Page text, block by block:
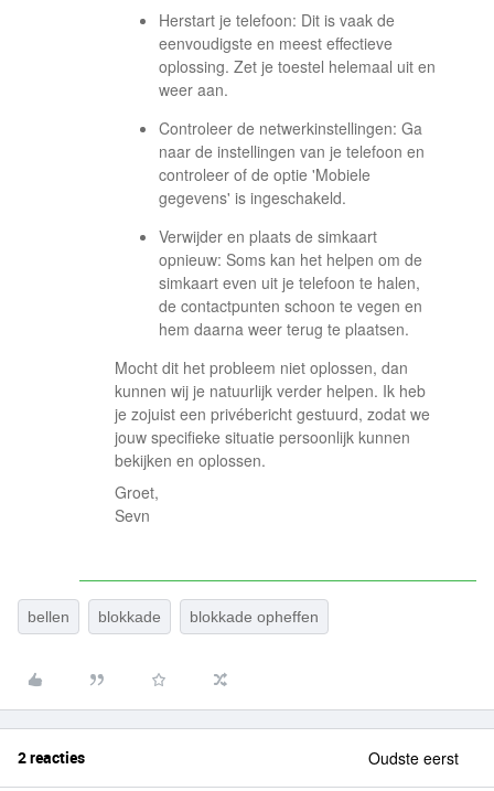
Herstart je telefoon: Dit is vaak de
eenvoudigste en meest effectieve
oplossing. Zet je toestel helemaal uit en
weer aan.
Controleer de netwerkinstellingen: Ga
naar de instellingen van je telefoon en
controleer of de optie 'Mobiele
gegevens' is ingeschakeld.
Verwijder en plaats de simkaart
opnieuw: Soms kan het helpen om de
simkaart even uit je telefoon te halen,
de contactpunten schoon te vegen en
hem daarna weer terug te plaatsen.
Mocht dit het probleem niet oplossen, dan
kunnen wij je natuurlijk verder helpen. Ik heb
je zojuist een privébericht gestuurd, zodat we
jouw specifieke situatie persoonlijk kunnen
bekijken en oplossen.
Groet,
Sevn
bellen blokkade blokkade opheffen
2 reacties Oudste eerst